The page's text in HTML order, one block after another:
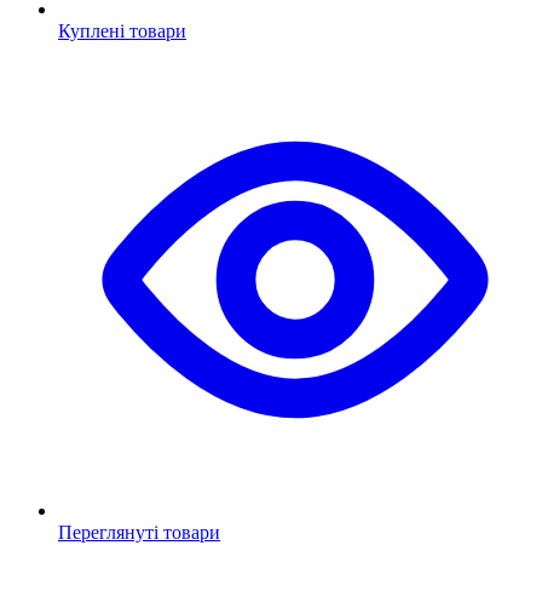
Куплені товари
Переглянуті товари